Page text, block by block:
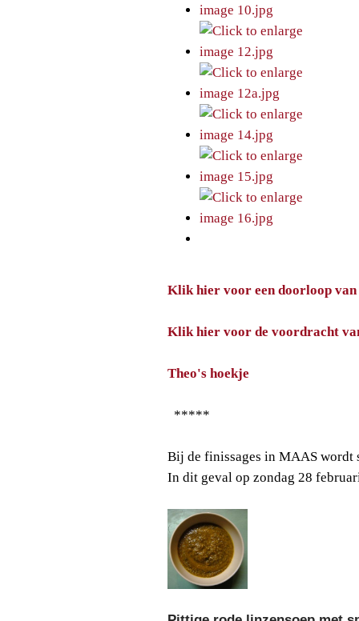
Klik hier voor een doorloop van
Klik hier voor de voordracht
Theo's hoekje
*****
Bij de finissages in MAAS wordt
In dit geval op zondag 28